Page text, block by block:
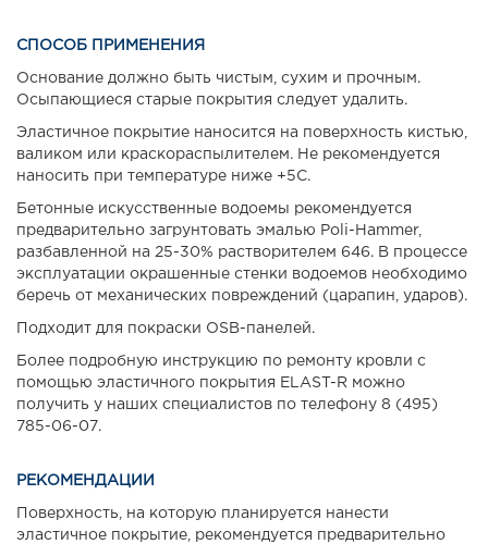
СПОСОБ ПРИМЕНЕНИЯ
Основание должно быть чистым, сухим и прочным.
Осыпающиеся старые покрытия следует удалить.
Эластичное покрытие наносится на поверхность кистью,
валиком или краскораспылителем. Не рекомендуется
наносить при температуре ниже +5С.
Бетонные искусственные водоемы рекомендуется
предварительно загрунтовать эмалью Poli-Hammer,
разбавленной на 25-30% растворителем 646. В процессе
эксплуатации окрашенные стенки водоемов необходимо
беречь от механических повреждений (царапин, ударов).
Подходит для покраски OSB-панелей.
Более подробную инструкцию по ремонту кровли с
помощью эластичного покрытия ELAST-R можно
получить у наших специалистов по телефону 8 (495)
785-06-07.
РЕКОМЕНДАЦИИ
Поверхность, на которую планируется нанести
эластичное покрытие, рекомендуется предварительно